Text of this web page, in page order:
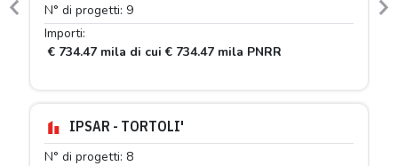
N° di progetti: 9
Importi:
€ 734.47 mila di cui € 734.47 mila PNRR
IPSAR - TORTOLI'
N° di progetti: 8
Previous